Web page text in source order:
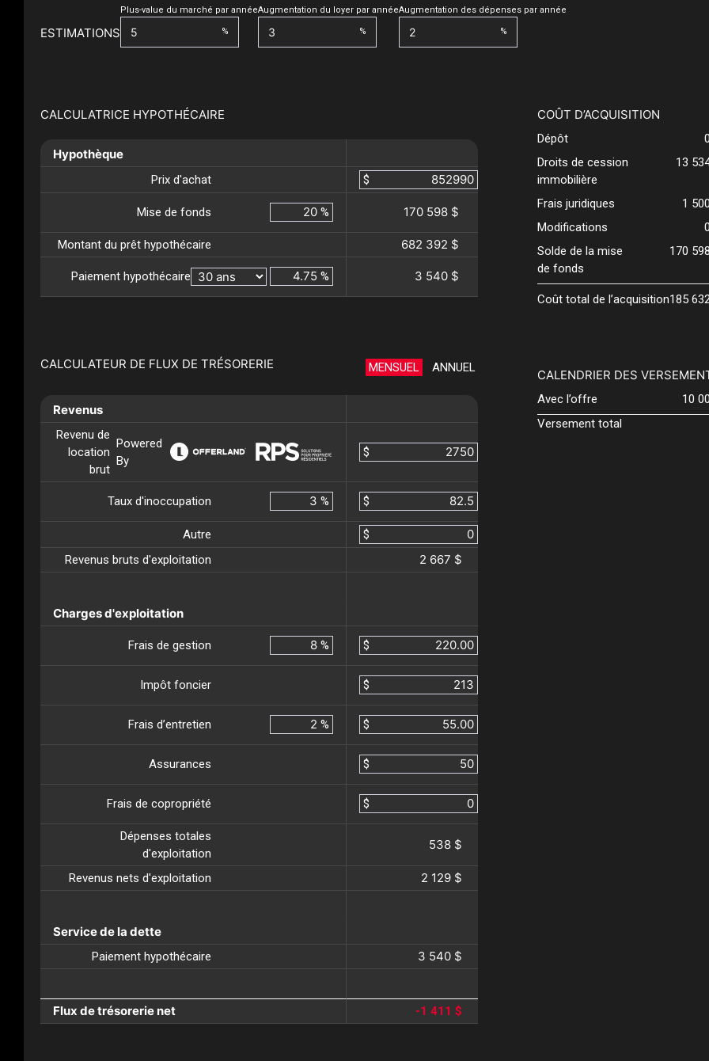
ESTIMATIONS
Plus-value du marché par année
%
Augmentation du loyer par année
%
Augmentation des dépenses par année
%
CALCULATRICE HYPOTHÉCAIRE
Hypothèque
Prix d'achat $
Mise de fonds % 170 598 $
Montant du prêt hypothécaire 682 392 $
Paiement hypothécaire % 3 540 $
CALCULATEUR DE FLUX DE TRÉSORERIE MENSUEL ANNUEL
Revenus
Revenu de
location
brut
Powered
By
$
Taux d'inoccupation % $
Autre
$
Revenus bruts d'exploitation
2 667 $
Charges d'exploitation
Frais de gestion % $
Impôt foncier $
Frais d’entretien % $
Assurances $
Frais de copropriété $
Dépenses totales
d'exploitation
538 $
Revenus nets d'exploitation 2 129 $
Service de la dette
Paiement hypothécaire 3 540 $
Flux de trésorerie net -1 411 $
COÛT D’ACQUISITION
Dépôt
Droits de cession
immobilière
13
Frais juridiques
1
Modifications
Solde de la mise
de fonds
170
Coût total de l’acquisition185
CALENDRIER DES
Avec l’offre
10
Versement total